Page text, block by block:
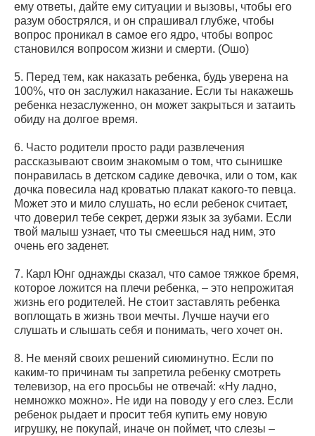
ему ответы, дайте ему ситуации и вызовы, чтобы его
разум обострялся, и он спрашивал глубже, чтобы
вопрос проникал в самое его ядро, чтобы вопрос
становился вопросом жизни и смерти. (Ошо)
5. Перед тем, как наказать ребенка, будь уверена на
100%, что он заслужил наказание. Если ты накажешь
ребенка незаслуженно, он может закрыться и затаить
обиду на долгое время.
6. Часто родители просто ради развлечения
рассказывают своим знакомым о том, что сынишке
понравилась в детском садике девочка, или о том, как
дочка повесила над кроватью плакат какого-то певца.
Может это и мило слушать, но если ребенок считает,
что доверил тебе секрет, держи язык за зубами. Если
твой малыш узнает, что ты смеешься над ним, это
очень его заденет.
7. Карл Юнг однажды сказал, что самое тяжкое бремя,
которое ложится на плечи ребенка, – это непрожитая
жизнь его родителей. Не стоит заставлять ребенка
воплощать в жизнь твои мечты. Лучше научи его
слушать и слышать себя и понимать, чего хочет он.
8. Не меняй своих решений сиюминутно. Если по
каким-то причинам ты запретила ребенку смотреть
телевизор, на его просьбы не отвечай: «Ну ладно,
немножко можно». Не иди на поводу у его слез. Если
ребенок рыдает и просит тебя купить ему новую
игрушку, не покупай, иначе он поймет, что слезы –